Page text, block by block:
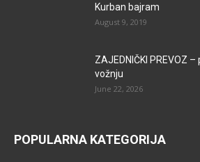
Kurban bajram
August 9, 2019
ZAJEDNIČKI PREVOZ
vožnju
June 22, 2026
POPULARNA KATEGORIJA